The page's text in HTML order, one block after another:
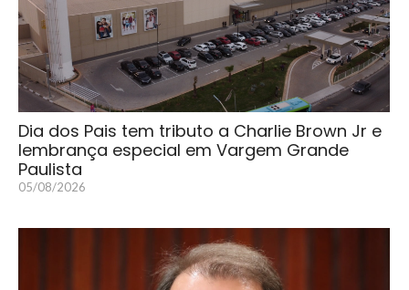
Dia dos Pais tem tributo a Charlie Brown Jr e
lembrança especial em Vargem Grande
Paulista
05/08/2026